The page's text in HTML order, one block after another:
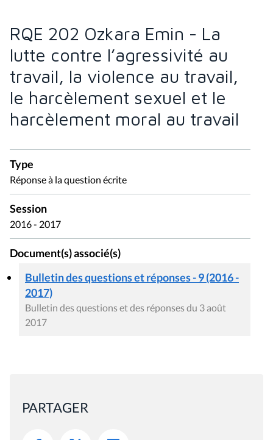
RQE 202 Ozkara Emin - La
lutte contre l’agressivité au
travail, la violence au travail,
le harcèlement sexuel et le
harcèlement moral au travail
Type
Réponse à la question écrite
Session
2016 - 2017
Document(s) associé(s)
Bulletin des questions et réponses - 9 (2016 -
2017)
Bulletin des questions et des réponses du 3 août
2017
PARTAGER